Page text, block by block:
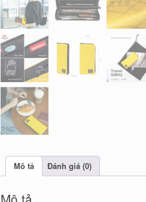
Mô tả Đánh giá (0)
Mô tả